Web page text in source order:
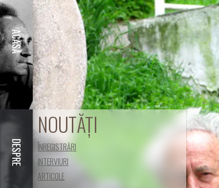
ACASĂ
DESPRE
NOUTĂȚI
ÎNREGISTRĂRI
INTERVIURI
ARTICOLE